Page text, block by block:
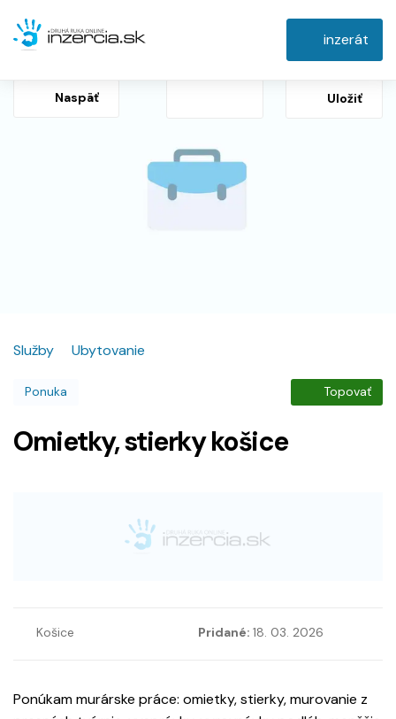
inzerát
Naspäť Uložiť
Služby Ubytovanie
Ponuka Topovať
Omietky, stierky košice
Košice Pridané: 18. 03. 2026
Ponúkam murárske práce: omietky, stierky, murovanie z